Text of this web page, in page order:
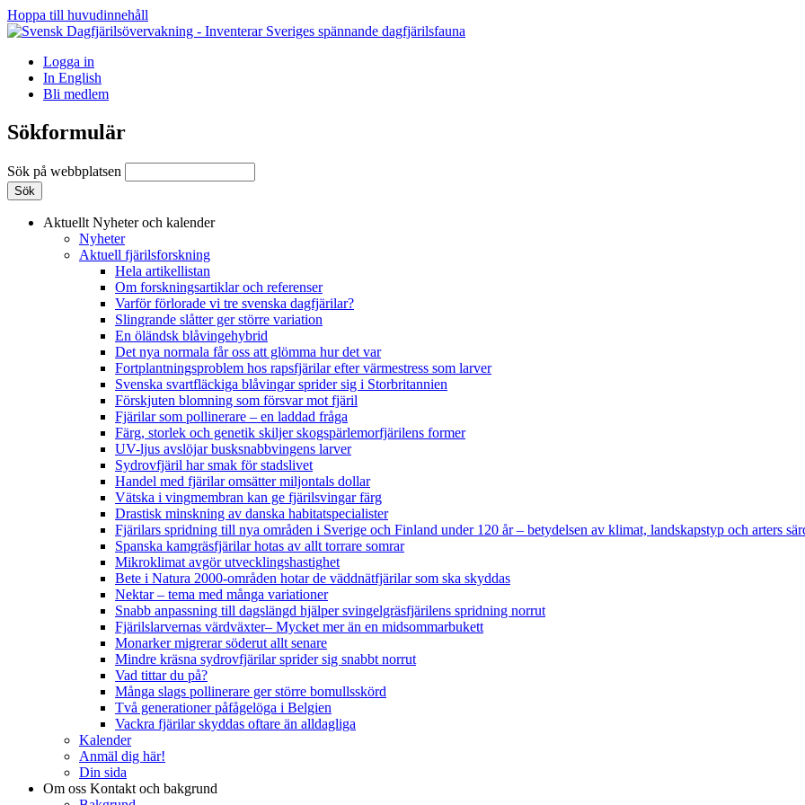
Hoppa till huvudinnehåll
Logga in
In English
Bli medlem
Sökformulär
Sök på webbplatsen
Aktuellt Nyheter och kalender
Nyheter
Aktuell fjärilsforskning
Hela artikellistan
Om forskningsartiklar och referenser
Varför förlorade vi tre svenska dagfjärilar?
Slingrande slåtter ger större variation
En öländsk blåvingehybrid
Det nya normala får oss att glömma hur det var
Fortplantningsproblem hos rapsfjärilar efter värmestress som larver
Svenska svartfläckiga blåvingar sprider sig i Storbritannien
Förskjuten blomning som försvar mot fjäril
Fjärilar som pollinerare – en laddad fråga
Färg, storlek och genetik skiljer skogspärlemorfjärilens former
UV-ljus avslöjar busksnabbvingens larver
Sydrovfjäril har smak för stadslivet
Handel med fjärilar omsätter miljontals dollar
Vätska i vingmembran kan ge fjärilsvingar färg
Drastisk minskning av danska habitatspecialister
Fjärilars spridning till nya områden i Sverige och Finland under 120 år– betydelsen av klimat, landskapstyp och arters
Spanska kamgräsfjärilar hotas av allt torrare somrar
Mikroklimat avgör utvecklingshastighet
Bete i Natura 2000-områden hotar de väddnätfjärilar som ska skyddas
Nektar – tema med många variationer
Snabb anpassning till dagslängd hjälper svingelgräsfjärilens spridning norrut
Fjärilslarvernas värdväxter– Mycket mer än en midsommarbukett
Monarker migrerar söderut allt senare
Mindre kräsna sydrovfjärilar sprider sig snabbt norrut
Vad tittar du på?
Många slags pollinerare ger större bomullsskörd
Två generationer påfågelöga i Belgien
Vackra fjärilar skyddas oftare än alldagliga
Kalender
Anmäl dig här!
Din sida
Om oss Kontakt och bakgrund